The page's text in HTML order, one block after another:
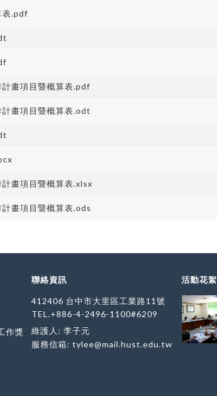
表.pdf
畫項目暨概算表.pdf
畫項目暨概算表.odt
畫項目暨概算表.xlsx
畫項目暨概算表.ods
作獎
聯絡資訊
412406 台中市大里區工業路11號
TEL.+886-4-2496-1100#6209
維護人: 李子元
服務信箱: tylee@mail.hust.edu.tw
活動花絮